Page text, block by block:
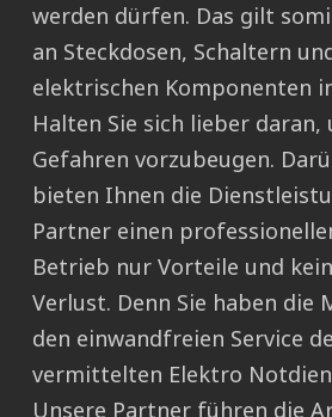
werden dürfen. Das gilt
an Steckdosen, Schaltern
elektrischen Komponenten
Halten Sie sich lieber daran,
Gefahren vorzubeugen.
bieten Ihnen die
Partner einen
Betrieb nur Vorteile und
Verlust. Denn Sie haben die
den einwandfreien Service
vermittelten Elektro
Unsere Partner führen die